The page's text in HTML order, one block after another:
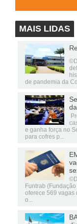
MAIS LIDAS
de pandemia da
e ganha força no
para cofres p...
Funtrab
oferece 569 vagas
o...